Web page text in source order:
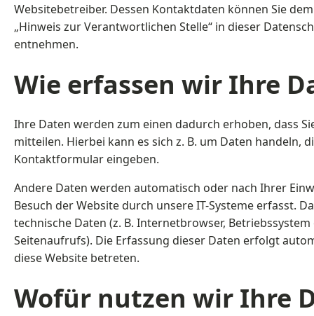
Websitebetreiber. Dessen Kontaktdaten können Sie
„Hinweis zur Verantwortlichen Stelle“ in dieser
entnehmen.
Wie erfassen wir Ihre
Ihre Daten werden zum einen dadurch erhoben, dass
mitteilen. Hierbei kann es sich z. B. um Daten handeln,
Kontaktformular eingeben.
Andere Daten werden automatisch oder nach Ihrer
Besuch der Website durch unsere IT-Systeme erfasst.
technische Daten (z. B. Internetbrowser,
Seitenaufrufs). Die Erfassung dieser Daten erfolgt
diese Website betreten.
Wofür nutzen wir Ihre